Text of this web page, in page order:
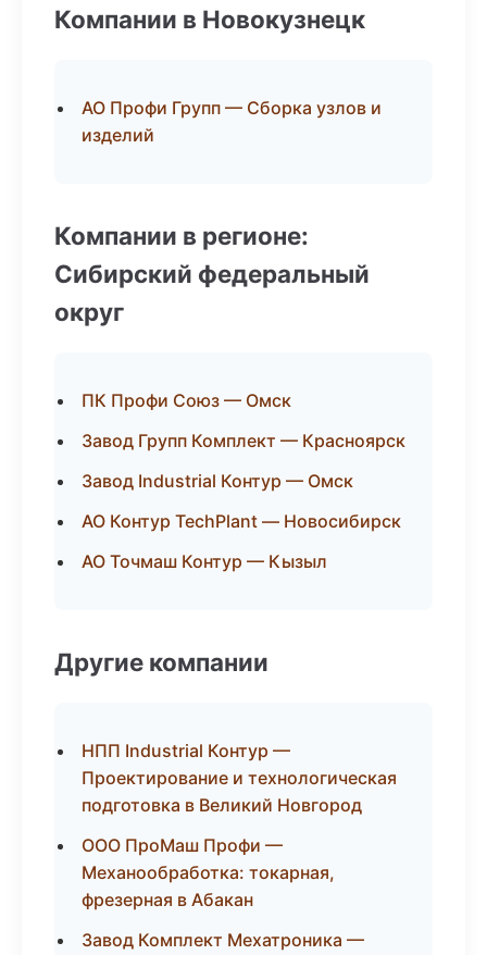
Компании в Новокузнецк
АО Профи Групп — Сборка узлов и
изделий
Компании в регионе:
Сибирский федеральный
округ
ПК Профи Союз — Омск
Завод Групп Комплект — Красноярск
Завод Industrial Контур — Омск
АО Контур TechPlant — Новосибирск
АО Точмаш Контур — Кызыл
Другие компании
НПП Industrial Контур —
Проектирование и технологическая
подготовка в Великий Новгород
ООО ПроМаш Профи —
Механообработка: токарная,
фрезерная в Абакан
Завод Комплект Мехатроника —